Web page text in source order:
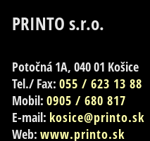
PRINTO s.r.o.
Potočná 1A, 040 01 Košice
Tel./ Fax:055 / 623 13 88
Mobil:0905 / 680 817
E-mail: kosice@printo.sk
Web:www.printo.sk